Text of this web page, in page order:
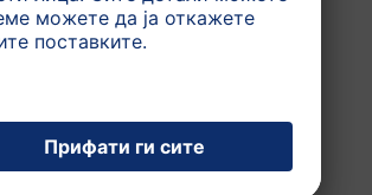
само одбрани
најдобриот квалитет
систем...